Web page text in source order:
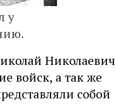
у
Николаевич
войск, а так же
собой